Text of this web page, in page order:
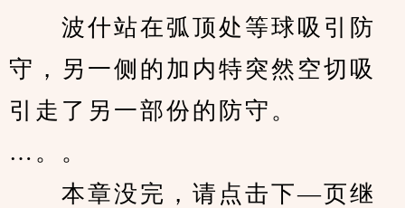
波什站在弧顶处等球吸引防
守，另一侧的加内特突然空切吸
引走了另一部份的防守。
…。。
本章没完，请点击下—页继